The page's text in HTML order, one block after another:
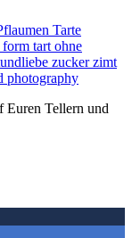
Euren Tellern und